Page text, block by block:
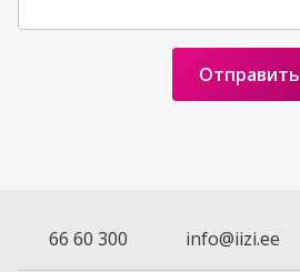
Отправить
66 60 300 info@iizi.ee